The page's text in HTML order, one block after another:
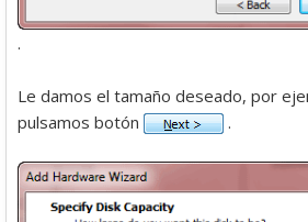
.
Le damos el tamaño deseado, por
pulsamos botón
.